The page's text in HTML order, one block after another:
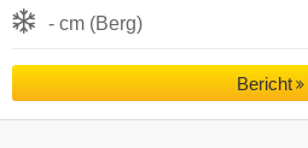
- cm (Berg)
Bericht